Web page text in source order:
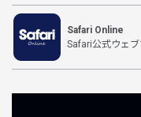
Safari Online
Safari公式ウェ